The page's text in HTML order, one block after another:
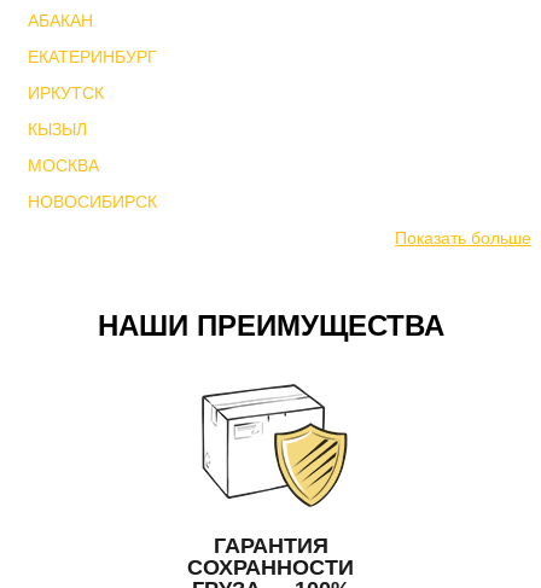
АБАКАН
ЕКАТЕРИНБУРГ
ИРКУТСК
КЫЗЫЛ
МОСКВА
НОВОСИБИРСК
Показать больше
НАШИ ПРЕИМУЩЕСТВА
ГАРАНТИЯ
СОХРАННОСТИ